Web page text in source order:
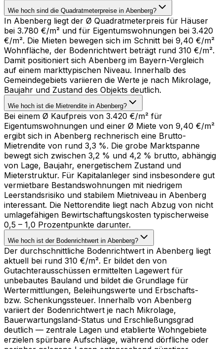
Wie hoch sind die Quadratmeterpreise in Abenberg?
In Abenberg liegt der Ø Quadratmeterpreis für Häuser
bei 3.780 €/m² und für Eigentumswohnungen bei 3.420
€/m². Die Mieten bewegen sich im Schnitt bei 9,40 €/m²
Wohnfläche, der Bodenrichtwert beträgt rund 310 €/m².
Damit positioniert sich Abenberg im Bayern-Vergleich
auf einem markttypischen Niveau. Innerhalb des
Gemeindegebiets variieren die Werte je nach Mikrolage,
Baujahr und Zustand des Objekts deutlich.
Wie hoch ist die Mietrendite in Abenberg?
Bei einem Ø Kaufpreis von 3.420 €/m² für
Eigentumswohnungen und einer Ø Miete von 9,40 €/m²
ergibt sich in Abenberg rechnerisch eine Brutto-
Mietrendite von rund 3,3 %. Die grobe Marktspanne
bewegt sich zwischen 3,2 % und 4,2 % brutto, abhängig
von Lage, Baujahr, energetischem Zustand und
Mieterstruktur. Für Kapitalanleger sind insbesondere gut
vermietbare Bestandswohnungen mit niedrigem
Leerstandsrisiko und stabilem Mietniveau in Abenberg
interessant. Die Nettorendite liegt nach Abzug von nicht
umlagefähigen Bewirtschaftungskosten typischerweise
0,5 – 1,0 Prozentpunkte darunter.
Wie hoch ist der Bodenrichtwert in Abenberg?
Der durchschnittliche Bodenrichtwert in Abenberg liegt
aktuell bei rund 310 €/m². Er bildet den von
Gutachterausschüssen ermittelten Lagewert für
unbebautes Bauland und bildet die Grundlage für
Wertermittlungen, Beleihungswerte und Erbschafts-
bzw. Schenkungssteuer. Innerhalb von Abenberg
variiert der Bodenrichtwert je nach Mikrolage,
Bauerwartungsland-Status und Erschließungsgrad
deutlich — zentrale Lagen und etablierte Wohngebiete
erzielen spürbare Aufschläge, während dörfliche oder